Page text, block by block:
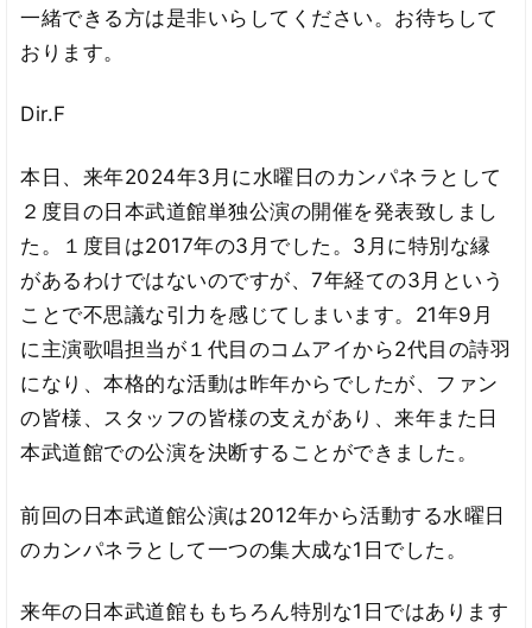
一緒できる方は是非いらしてください。お待ちして
おります。
Dir.F
本日、来年2024年3月に水曜日のカンパネラとして
２度目の日本武道館単独公演の開催を発表致しまし
た。１度目は2017年の3月でした。3月に特別な縁
があるわけではないのですが、7年経ての3月という
ことで不思議な引力を感じてしまいます。21年9月
に主演歌唱担当が１代目のコムアイから2代目の詩羽
になり、本格的な活動は昨年からでしたが、ファン
の皆様、スタッフの皆様の支えがあり、来年また日
本武道館での公演を決断することができました。
前回の日本武道館公演は2012年から活動する水曜日
のカンパネラとして一つの集大成な1日でした。
来年の日本武道館ももちろん特別な1日ではあります